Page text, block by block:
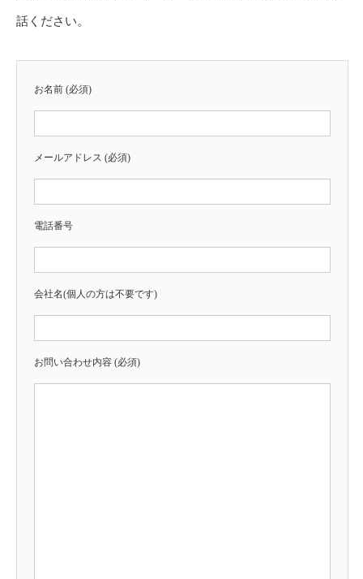
話ください。
お名前 (必須)
メールアドレス (必須)
電話番号
会社名(個人の方は不要です)
お問い合わせ内容 (必須)